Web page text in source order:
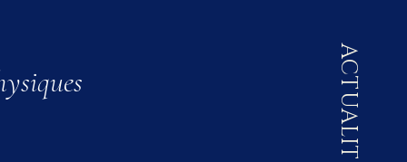
ACTUALITÉS